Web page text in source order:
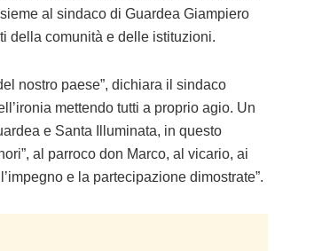
al sindaco di Guardea Giampiero
della comunità e delle istituzioni.
nostro paese”, dichiara il sindaco
mettendo tutti a proprio agio. Un
e Santa Illuminata, in questo
al parroco don Marco, al vicario, ai
e la partecipazione dimostrate”.